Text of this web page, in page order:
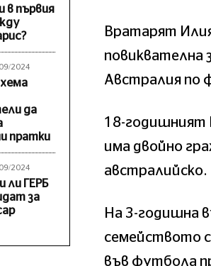
в първия
2024
да
пратки
2024
ли ГЕРБ
за
Вратарят
повиквателна
Австралия по
18-годишният
има двойно
австралийско.
На 3-годишна
семейството
във футбола